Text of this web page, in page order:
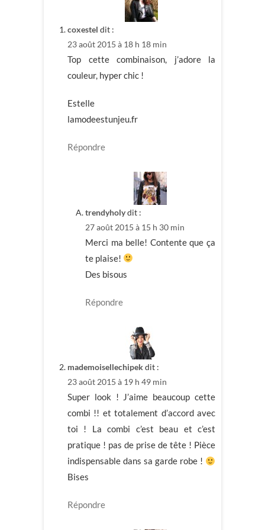
coxestel dit :
23 août 2015 à 18 h 18 min
Top cette combinaison, j’adore la
couleur, hyper chic !
Estelle
lamodeestunjeu.fr
Répondre
trendyholydit :
27 août 2015 à 15 h 30 min
Merci ma belle! Contente que ça
te plaise!
Des bisous
Répondre
mademoisellechipek dit :
23 août 2015 à 19 h 49 min
Super look ! J’aime beaucoup cette
combi !! et totalement d’accord avec
toi ! La combi c’est beau et c’est
pratique ! pas de prise de tête ! Pièce
indispensable dans sa garde robe !
Bises
Répondre